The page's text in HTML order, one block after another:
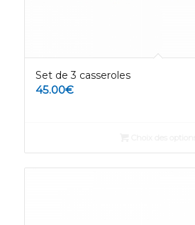
Set de 3 casseroles
45.00€